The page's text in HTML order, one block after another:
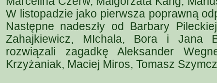
W listopadzie jako pierwsza poprawną
Następne nadeszły od Barbary
Zahajkiewicz, MIchala, Bora i Jana
rozwiązali zagadkę Aleksander
Krzyżaniak, Maciej Miros, Tomasz